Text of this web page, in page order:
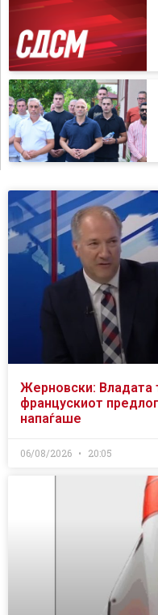
Жерновски: Владата
францускиот
напаѓаше
06/08/2026 20:05